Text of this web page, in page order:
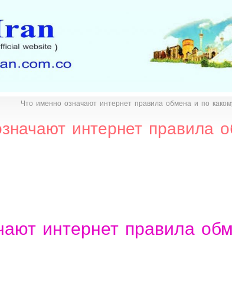
Что именно означают интернет правила обмена и по
интернет правила
интернет правила